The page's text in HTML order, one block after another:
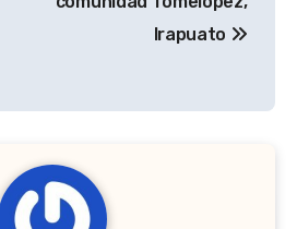
Irapuato